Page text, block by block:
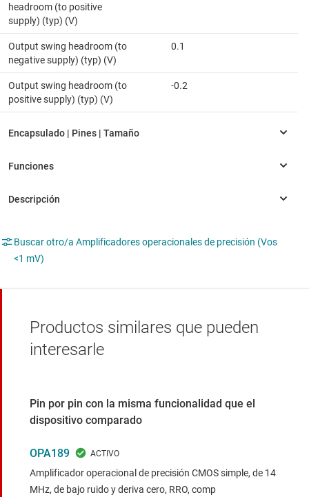
headroom (to positive
supply) (typ) (V)
Output swing headroom (to
negative supply) (typ) (V)
0.1
Output swing headroom (to
positive supply) (typ) (V)
-0.2
Buscar otro/a Amplificadores operacionales de precisión (Vos
<1 mV)
Productos similares que pueden
interesarle
Pin por pin con la misma funcionalidad que el
dispositivo comparado
OPA189
Amplificador operacional de precisión CMOS simple, de 14
MHz, de bajo ruido y deriva cero, RRO, comp